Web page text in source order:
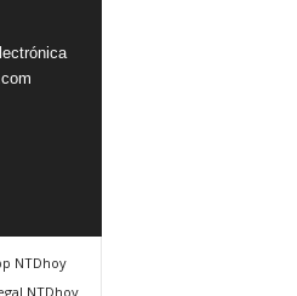
NTDhoy
NTDhoy